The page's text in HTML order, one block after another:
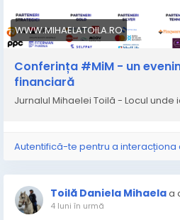
WWW.MIHAELATOILA.RO
Conferința #MiM - un
financiară
Jurnalul Mihaelei Toilă - Locul unde
Autentifică-te pentru a interacționa
Toilă Daniela Mihaelaa
4 luni în urmă